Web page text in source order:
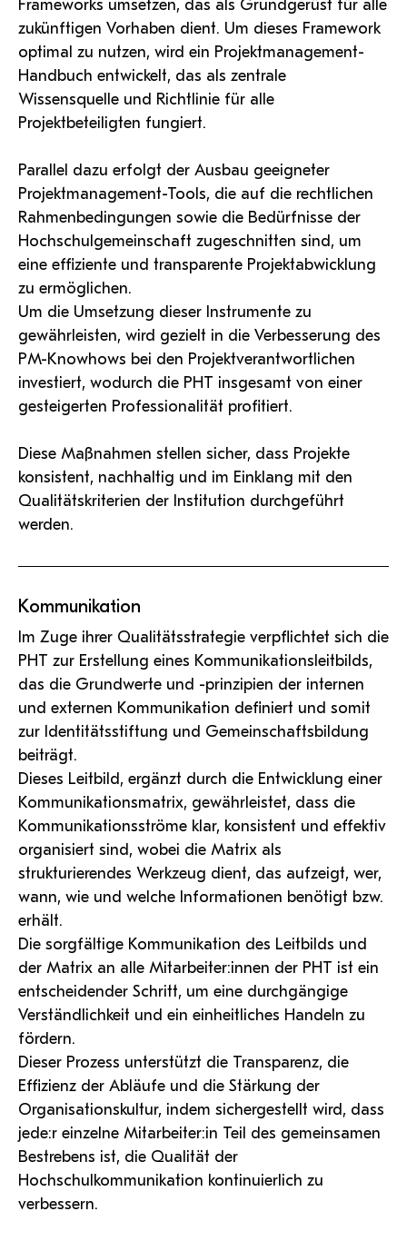
Frameworks umsetzen, das als Grundgerüst für alle
zukünftigen Vorhaben dient. Um dieses Framework
optimal zu nutzen, wird ein Projektmanagement-
Handbuch entwickelt, das als zentrale
Wissensquelle und Richtlinie für alle
Projektbeteiligten fungiert.
Parallel dazu erfolgt der Ausbau geeigneter
Projektmanagement-Tools, die auf die rechtlichen
Rahmenbedingungen sowie die Bedürfnisse der
Hochschulgemeinschaft zugeschnitten sind, um
eine effiziente und transparente Projektabwicklung
zu ermöglichen.
Um die Umsetzung dieser Instrumente zu
gewährleisten, wird gezielt in die Verbesserung des
PM-Knowhows bei den Projektverantwortlichen
investiert, wodurch die PHT insgesamt von einer
gesteigerten Professionalität profitiert.
Diese Maßnahmen stellen sicher, dass Projekte
konsistent, nachhaltig und im Einklang mit den
Qualitätskriterien der Institution durchgeführt
werden.
Kommunikation
Im Zuge ihrer Qualitätsstrategie verpflichtet sich die
PHT zur Erstellung eines Kommunikationsleitbilds,
das die Grundwerte und -prinzipien der internen
und externen Kommunikation definiert und somit
zur Identitätsstiftung und Gemeinschaftsbildung
beiträgt.
Dieses Leitbild, ergänzt durch die Entwicklung einer
Kommunikationsmatrix, gewährleistet, dass die
Kommunikationsströme klar, konsistent und effektiv
organisiert sind, wobei die Matrix als
strukturierendes Werkzeug dient, das aufzeigt, wer,
wann, wie und welche Informationen benötigt bzw.
erhält.
Die sorgfältige Kommunikation des Leitbilds und
der Matrix an alle Mitarbeiter:innen der PHT ist ein
entscheidender Schritt, um eine durchgängige
Verständlichkeit und ein einheitliches Handeln zu
fördern.
Dieser Prozess unterstützt die Transparenz, die
Effizienz der Abläufe und die Stärkung der
Organisationskultur, indem sichergestellt wird, dass
jede:r einzelne Mitarbeiter:in Teil des gemeinsamen
Bestrebens ist, die Qualität der
Hochschulkommunikation kontinuierlich zu
verbessern.